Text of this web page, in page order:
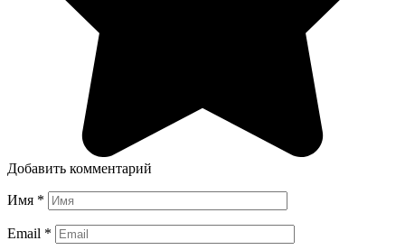
Добавить комментарий
Имя *
Email *